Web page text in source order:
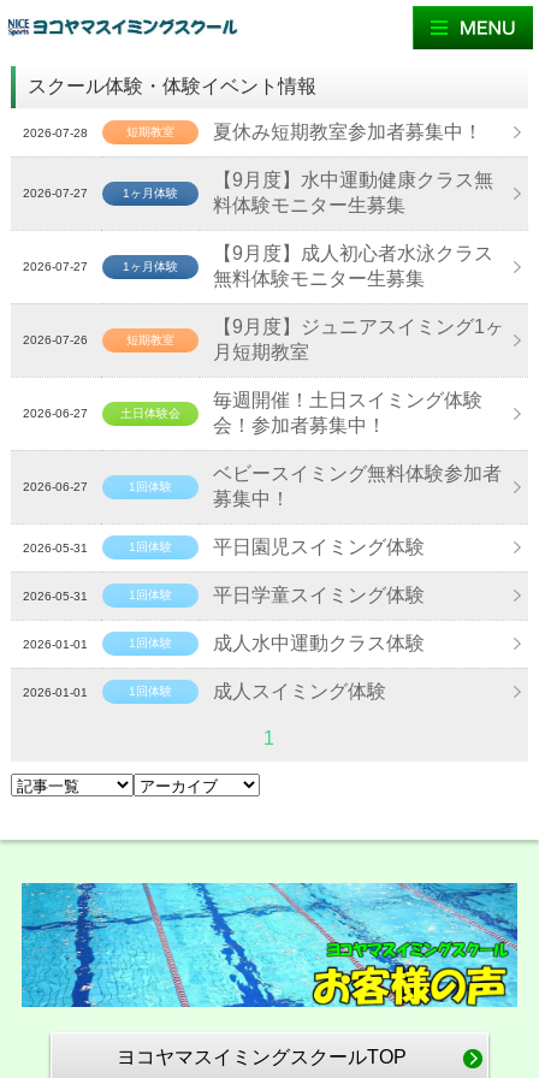
スクール体験・体験イベント情報
2026-07-28 短期教室 夏休み短期教室参加者募集中！
2026-07-27 1ヶ月体験
【9月度】水中運動健康クラス無
料体験モニター生募集
2026-07-27 1ヶ月体験
【9月度】成人初心者水泳クラス
無料体験モニター生募集
2026-07-26 短期教室
【9月度】ジュニアスイミング1ヶ
月短期教室
2026-06-27 土日体験会
毎週開催！土日スイミング体験
会！参加者募集中！
2026-06-27 1回体験
ベビースイミング無料体験参加者
募集中！
2026-05-31 1回体験 平日園児スイミング体験
2026-05-31 1回体験 平日学童スイミング体験
2026-01-01 1回体験 成人水中運動クラス体験
2026-01-01 1回体験 成人スイミング体験
1
ヨコヤマスイミングスクールTOP